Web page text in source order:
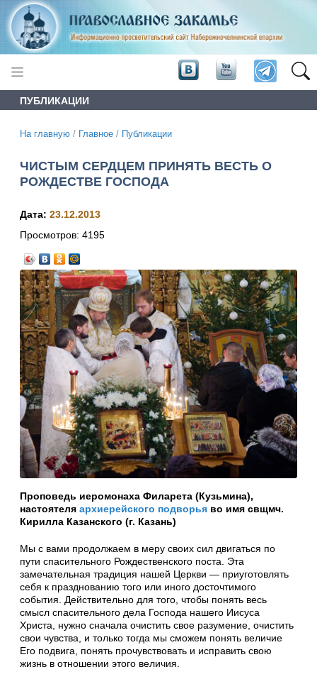
ПУБЛИКАЦИИ
На главную / Главное / Публикации
ЧИСТЫМ СЕРДЦЕМ ПРИНЯТЬ ВЕСТЬ О
РОЖДЕСТВЕ ГОСПОДА
Дата: 23.12.2013
Просмотров: 4195
Проповедь иеромонаха Филарета (Кузьмина),
настоятеля архиерейского подворья во имя свщмч.
Кирилла Казанского (г. Казань)
Мы с вами продолжаем в меру своих сил двигаться по
пути спасительного Рождественского поста. Эта
замечательная традиция нашей Церкви — приуготовлять
себя к празднованию того или иного досточтимого
события. Действительно для того, чтобы понять весь
смысл спасительного дела Господа нашего Иисуса
Христа, нужно сначала очистить свое разумение, очистить
свои чувства, и только тогда мы сможем понять величие
Его подвига, понять прочувствовать и исправить свою
жизнь в отношении этого величия.